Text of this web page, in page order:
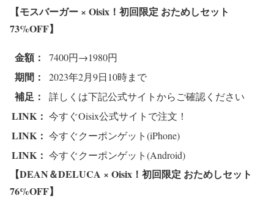
【モスバーガー × Oisix！初回限定 おためしセット
73%OFF】
金額： 7400円→1980円
期間： 2023年2月9日10時まで
補足： 詳しくは下記公式サイトからご確認ください
LINK： 今すぐOisix公式サイトで注文！
LINK： 今すぐクーポンゲット(iPhone)
LINK： 今すぐクーポンゲット(Android)
【DEAN＆DELUCA × Oisix！初回限定 おためしセット
76%OFF】